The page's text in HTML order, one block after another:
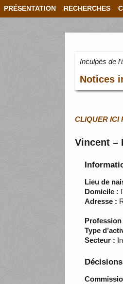
PRÉSENTATION RECHERCHES
Inculpés de
Notices
CLIQUER ICI
Vincent –
Lieu de
Domicile :
Adresse :
Profession
Type
Secteur :